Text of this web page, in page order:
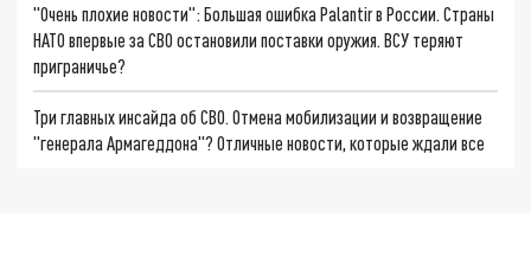
"Очень плохие новости": Большая ошибка Palantir в России. Страны
НАТО впервые за СВО остановили поставки оружия. ВСУ теряют
приграничье?
Три главных инсайда об СВО. Отмена мобилизации и возвращение
"генерала Армагеддона"? Отличные новости, которые ждали все